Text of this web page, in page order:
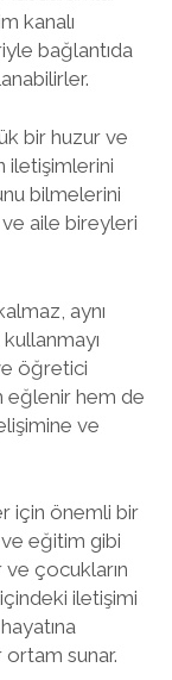
kanalı
bağlantıda
bir huzur ve
iletişimlerini
bilmelerini
aile bireyleri
aynı
öğretici
eğlenir hem de
ve
için önemli bir
eğitim gibi
ve çocukların
iletişimi
sunar.